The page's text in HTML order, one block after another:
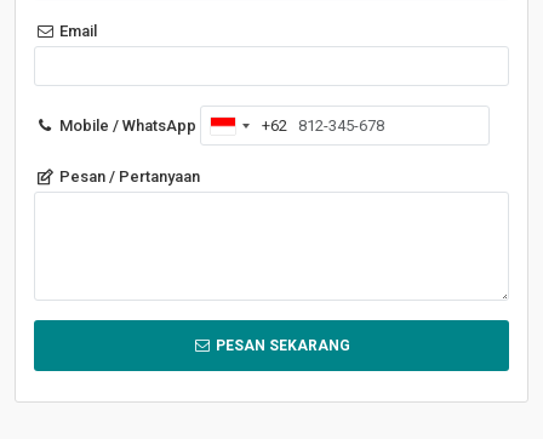
Email
Mobile / WhatsApp
Indonesia
+62
+62
Pesan / Pertanyaan
PESAN SEKARANG